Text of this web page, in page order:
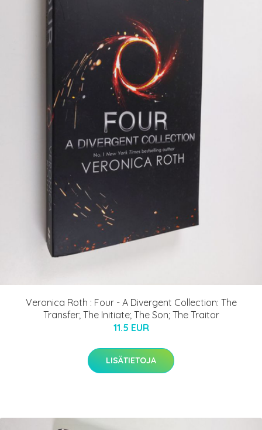
Veronica Roth : Four - A Divergent Collection: The
Transfer; The Initiate; The Son; The Traitor
11.5 EUR
LISÄTIETOJA